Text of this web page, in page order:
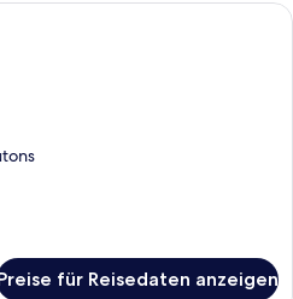
Allergikerbettwaren, Schreibtisch,
für Reisedaten anzeigen